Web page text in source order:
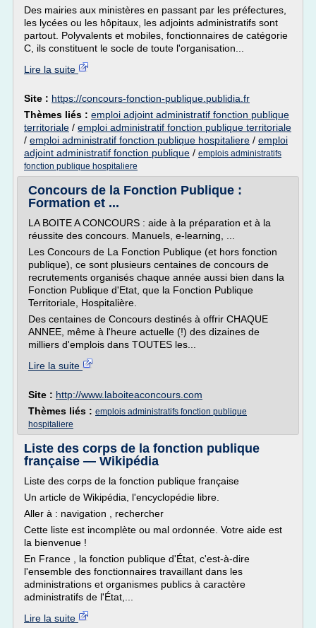
Des mairies aux ministères en passant par les préfectures,
les lycées ou les hôpitaux, les adjoints administratifs sont
partout. Polyvalents et mobiles, fonctionnaires de catégorie
C, ils constituent le socle de toute l'organisation...
Lire la suite
Site : https://concours-fonction-publique.publidia.fr
Thèmes liés : emploi adjoint administratif fonction publique
territoriale / emploi administratif fonction publique territoriale
/ emploi administratif fonction publique hospitaliere / emploi
adjoint administratif fonction publique / emplois administratifs
fonction publique hospitaliere
Concours de la Fonction Publique :
Formation et ...
LA BOITE A CONCOURS : aide à la préparation et à la
réussite des concours. Manuels, e-learning, ...
Les Concours de La Fonction Publique (et hors fonction
publique), ce sont plusieurs centaines de concours de
recrutements organisés chaque année aussi bien dans la
Fonction Publique d'Etat, que la Fonction Publique
Territoriale, Hospitalière.
Des centaines de Concours destinés à offrir CHAQUE
ANNEE, même à l'heure actuelle (!) des dizaines de
milliers d'emplois dans TOUTES les...
Lire la suite
Site : http://www.laboiteaconcours.com
Thèmes liés : emplois administratifs fonction publique
hospitaliere
Liste des corps de la fonction publique
française — Wikipédia
Liste des corps de la fonction publique française
Un article de Wikipédia, l'encyclopédie libre.
Aller à : navigation , rechercher
Cette liste est incomplète ou mal ordonnée. Votre aide est
la bienvenue !
En France , la fonction publique d'État, c'est-à-dire
l'ensemble des fonctionnaires travaillant dans les
administrations et organismes publics à caractère
administratifs de l'État,...
Lire la suite